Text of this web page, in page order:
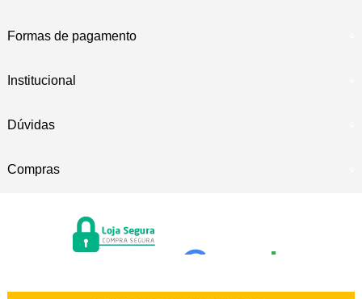
Formas de pagamento
Institucional
Dúvidas
Compras